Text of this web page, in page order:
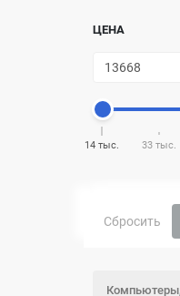
ЦЕНА
14 тыс. 33 тыс.
Сбросить